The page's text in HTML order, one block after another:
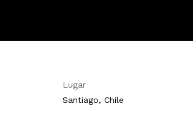
Lugar
Santiago, Chile